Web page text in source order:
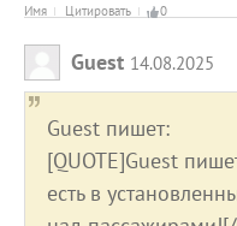
Имя Цитировать 0
Guest 14.08.2025
Guest пишет:
[QUOTE]Guest
есть в